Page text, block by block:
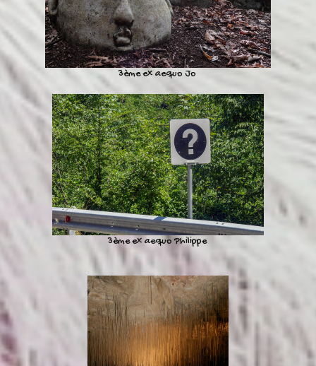
3ème ex aequo Jo
3ème ex aequo Philippe